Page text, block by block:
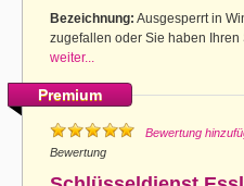
Bezeichnung: Ausgesperrt in
zugefallen oder Sie haben
weiter...
Premium
Bewertung
Bewertung